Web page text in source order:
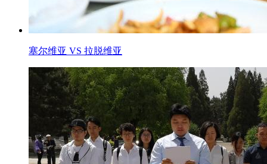
塞尔维亚 VS 拉脱维亚